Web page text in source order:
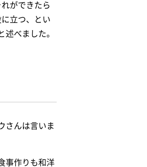
れができたら
立つ、
とい
述べました。
さんは言いま
事作りも和洋